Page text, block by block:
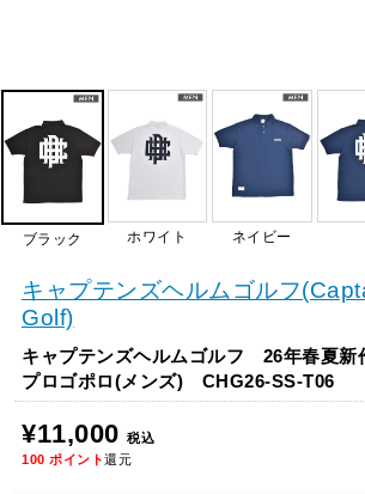
ブラック ホワイト ネイビー
キャプテンズヘルムゴルフ
Golf)
キャプテンズヘルムゴルフ 26年春夏
プロゴポロ(メンズ) CHG26-SS-T06
¥11,000 税込
100 ポイント還元